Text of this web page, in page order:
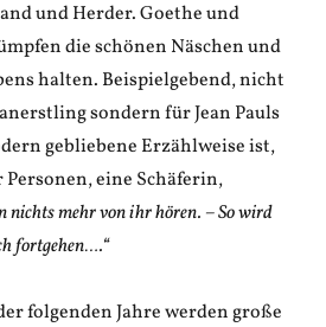
und Herder. Goethe und
die schönen Näschen und
halten. Beispielgebend, nicht
sondern für Jean Pauls
gebliebene Erzählweise ist,
Personen, eine Schäferin,
nichts mehr von ihr hören. – So wird
fortgehen….“
folgenden Jahre werden große